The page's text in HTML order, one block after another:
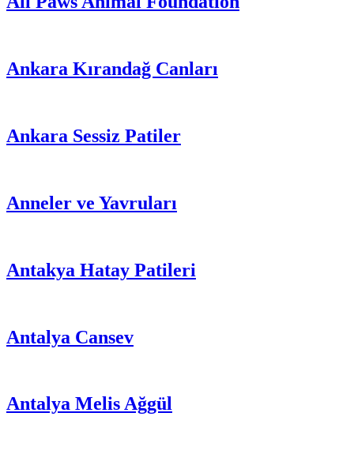
Ankara Kırandağ Canları
Ankara Sessiz Patiler
Anneler ve Yavruları
Antakya Hatay Patileri
Antalya Cansev
Antalya Melis Ağgül